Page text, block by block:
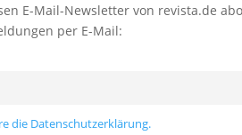
E-Mail-Newsletter von revista.de
per E-Mail:
die Datenschutzerklärung.